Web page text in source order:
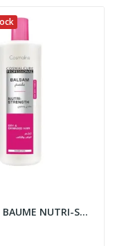
COSMALINE BAUME NUTRI-STRENGTH CHEVEAUX SECS ET...